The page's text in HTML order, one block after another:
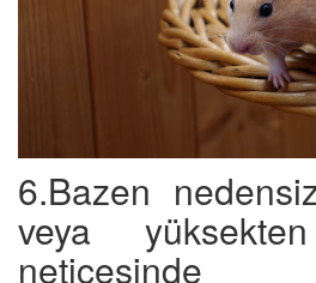
6.Bazen
veya